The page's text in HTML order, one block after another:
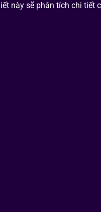
này sẽ phân tích chi tiết